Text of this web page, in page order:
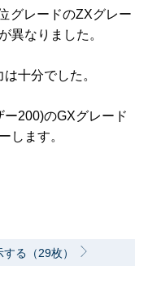
グレードのZXグレー
異なりました。
十分でした。
200)のGXグレード
します。
る（29枚）